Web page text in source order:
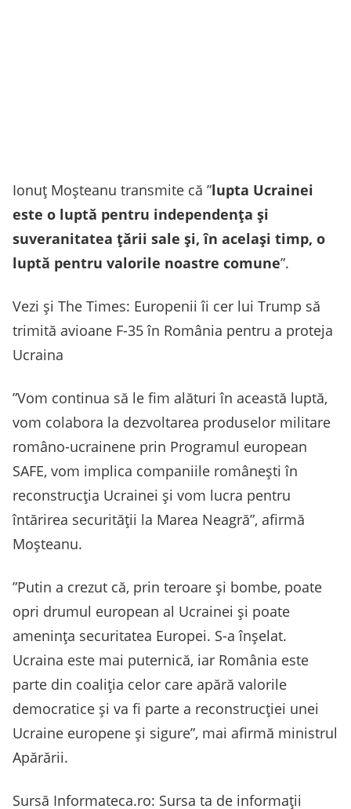
Ionuţ Moşteanu transmite că ”lupta Ucrainei
este o luptă pentru independenţa şi
suveranitatea ţării sale şi, în acelaşi timp, o
luptă pentru valorile noastre comune”.
Vezi și The Times: Europenii îi cer lui Trump să
trimită avioane F-35 în România pentru a proteja
Ucraina
”Vom continua să le fim alături în această luptă,
vom colabora la dezvoltarea produselor militare
româno-ucrainene prin Programul european
SAFE, vom implica companiile româneşti în
reconstrucţia Ucrainei şi vom lucra pentru
întărirea securităţii la Marea Neagră”, afirmă
Moşteanu.
”Putin a crezut că, prin teroare şi bombe, poate
opri drumul european al Ucrainei şi poate
ameninţa securitatea Europei. S-a înşelat.
Ucraina este mai puternică, iar România este
parte din coaliţia celor care apără valorile
democratice şi va fi parte a reconstrucţiei unei
Ucraine europene şi sigure”, mai afirmă ministrul
Apărării.
Sursă Informateca.ro: Sursa ta de informații